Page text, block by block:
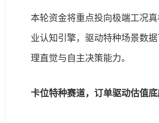
本轮资金将重点投向极端工况
业认知引擎，驱动特种场景数
理直觉与自主决策能力。
卡位特种赛道，订单驱动估值